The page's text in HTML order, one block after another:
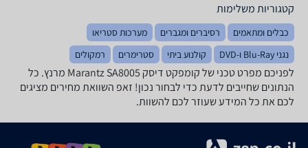
קטגוריות משלימות
כבלים ומתאמים רסיברים ומגברים
מערכות סטריאו
נגני Blu-Ray ו-DVD
קולנוע ביתי סטרימרים רמקולים
לפניכם מפרט טכני של קומפקט דיסק Marantz SA8005 מרנץ. כל
הנתונים שחייבים לדעת כדי לבחור נכון! זאפ השוואת מחירים מציגים
לכם את כל המידע שעוזר לכם להשוות.